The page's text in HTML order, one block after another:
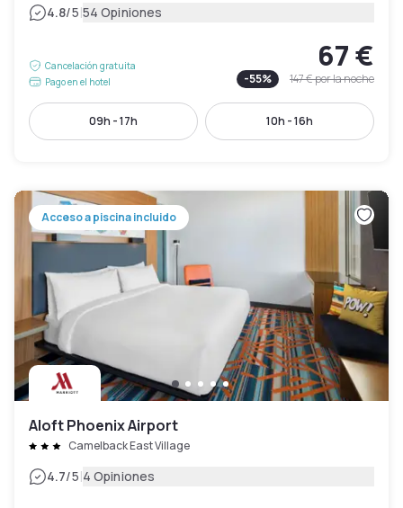
4.8/5|54 Opiniones
Cancelación gratuita
Pago en el hotel
67 €
-55% 147 €por la noche
09h - 17h 10h - 16h
Acceso a piscina incluido
Aloft Phoenix Airport
Camelback East Village
4.7/5|4 Opiniones